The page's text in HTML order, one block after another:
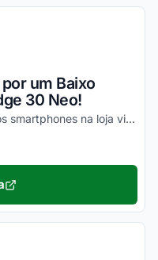
um Baixo
30 Neo!
Descontos imperdíveis em diversos smartphones na loja virtual, incluindo o Moto Edge 30 Neo. Confira!